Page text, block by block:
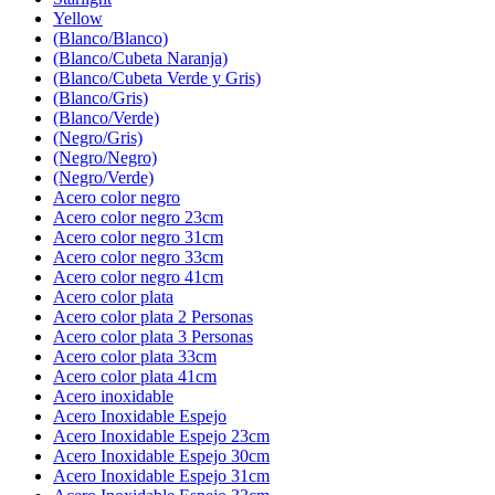
Yellow
(Blanco/Blanco)
(Blanco/Cubeta Naranja)
(Blanco/Cubeta Verde y Gris)
(Blanco/Gris)
(Blanco/Verde)
(Negro/Gris)
(Negro/Negro)
(Negro/Verde)
Acero color negro
Acero color negro 23cm
Acero color negro 31cm
Acero color negro 33cm
Acero color negro 41cm
Acero color plata
Acero color plata 2 Personas
Acero color plata 3 Personas
Acero color plata 33cm
Acero color plata 41cm
Acero inoxidable
Acero Inoxidable Espejo
Acero Inoxidable Espejo 23cm
Acero Inoxidable Espejo 30cm
Acero Inoxidable Espejo 31cm